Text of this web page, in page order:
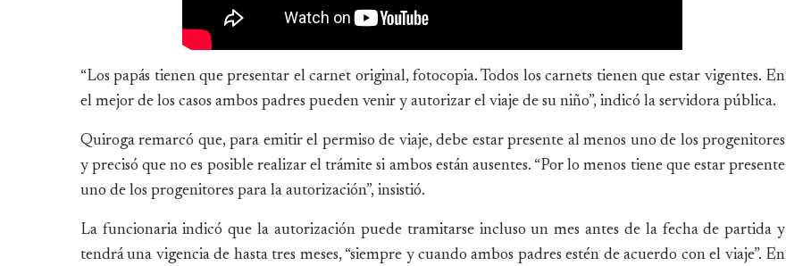
“Los papás tienen que presentar el carnet original, fotocopia. Todos los carnets tienen que estar vigentes. En
el mejor de los casos ambos padres pueden venir y autorizar el viaje de su niño”, indicó la servidora pública.
Quiroga remarcó que, para emitir el permiso de viaje, debe estar presente al menos uno de los progenitores
y precisó que no es posible realizar el trámite si ambos están ausentes. “Por lo menos tiene que estar presente
uno de los progenitores para la autorización”, insistió.
La funcionaria indicó que la autorización puede tramitarse incluso un mes antes de la fecha de partida y
tendrá una vigencia de hasta tres meses, “siempre y cuando ambos padres estén de acuerdo con el viaje”. En